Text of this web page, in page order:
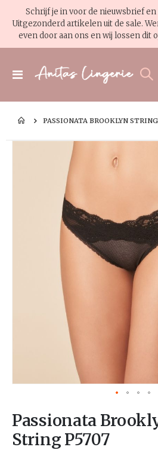
Schrijf je in voor de nieuwsbrief
Uitgezonderd artikelen uit de sale.
even door aan ons en wij lossen dit
Toggle
PASSIONATA BROOKLYN
afbeeldingen-
Passionata
String P5707